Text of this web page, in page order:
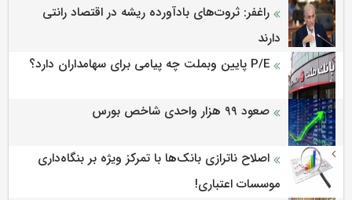
راغفر: ثروت‌های بادآورده ریشه در اقتصاد رانتی
دارند
P/E پایین وبملت چه پیامی برای سهامداران دارد؟
صعود ۹۹ هزار واحدی شاخص بورس
اصلاح ناترازی بانک‌ها با تمرکز ویژه بر بنگاه‌داری
موسسات اعتباری!